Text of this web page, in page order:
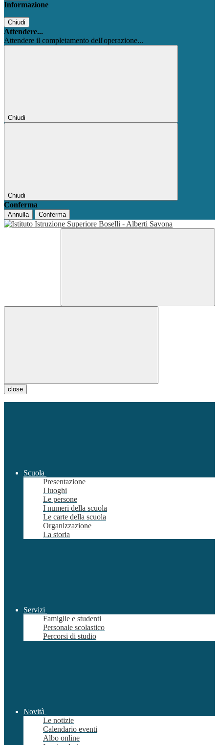
Informazione
Chiudi
Attendere...
Attendere il completamento dell'operazione...
Chiudi
Chiudi
Conferma
Annulla Conferma
close
Scuola
Presentazione
I luoghi
Le persone
I numeri della scuola
Le carte della scuola
Organizzazione
La storia
Servizi
Famiglie e studenti
Personale scolastico
Percorsi di studio
Novità
Le notizie
Calendario eventi
Albo online